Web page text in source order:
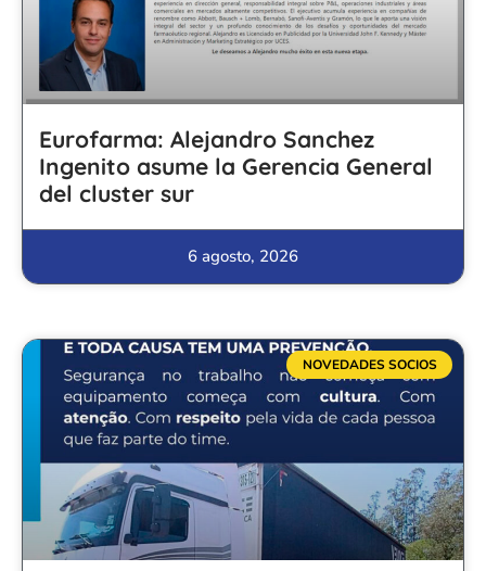
Eurofarma: Alejandro Sanchez
Ingenito asume la Gerencia General
del cluster sur
6 agosto, 2026
NOVEDADES SOCIOS